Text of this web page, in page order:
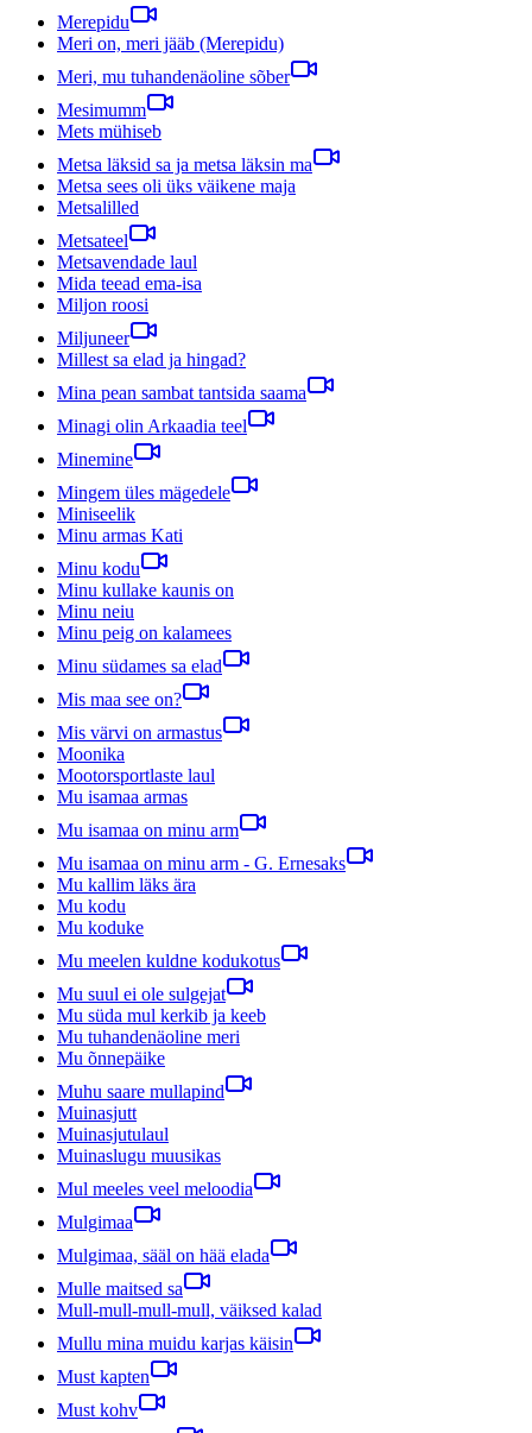
Merepidu
Meri on, meri jääb (Merepidu)
Meri, mu tuhandenäoline sõber
Mesimumm
Mets mühiseb
Metsa läksid sa ja metsa läksin ma
Metsa sees oli üks väikene maja
Metsalilled
Metsateel
Metsavendade laul
Mida teead ema-isa
Miljon roosi
Miljuneer
Millest sa elad ja hingad?
Mina pean sambat tantsida saama
Minagi olin Arkaadia teel
Minemine
Mingem üles mägedele
Miniseelik
Minu armas Kati
Minu kodu
Minu kullake kaunis on
Minu neiu
Minu peig on kalamees
Minu südames sa elad
Mis maa see on?
Mis värvi on armastus
Moonika
Mootorsportlaste laul
Mu isamaa armas
Mu isamaa on minu arm
Mu isamaa on minu arm - G. Ernesaks
Mu kallim läks ära
Mu kodu
Mu koduke
Mu meelen kuldne kodukotus
Mu suul ei ole sulgejat
Mu süda mul kerkib ja keeb
Mu tuhandenäoline meri
Mu õnnepäike
Muhu saare mullapind
Muinasjutt
Muinasjutulaul
Muinaslugu muusikas
Mul meeles veel meloodia
Mulgimaa
Mulgimaa, sääl on hää elada
Mulle maitsed sa
Mull-mull-mull-mull, väiksed kalad
Mullu mina muidu karjas käisin
Must kapten
Must kohv